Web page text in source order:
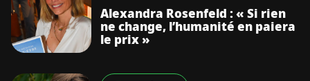
Alexandra Rosenfeld : « Si rien
ne change, l’humanité en paiera
le prix »